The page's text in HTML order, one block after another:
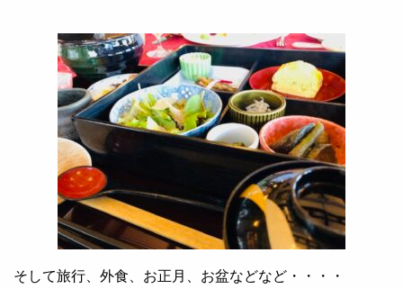
そして旅行、外食、お正月、お盆などなど・・・・